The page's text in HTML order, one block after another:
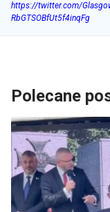
https://twitter.com/
RbGTSOBfUt5f4inqFg
Polecane